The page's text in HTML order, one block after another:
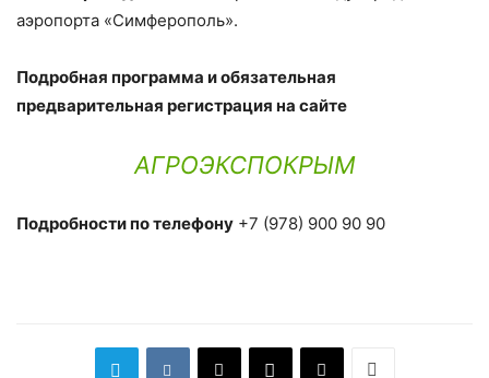
аэропорта «Симферополь».
Подробная программа и обязательная
предварительная регистрация на сайте
АГРОЭКСПОКРЫМ
Подробности по телефону +7 (978) 900 90 90